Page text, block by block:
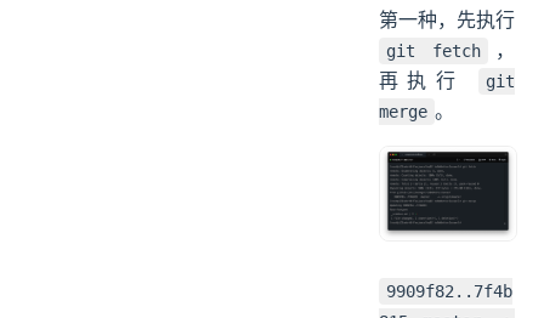
有两种办法拉
取。
第一种，先执行
git fetch
再执行 git
merge 。